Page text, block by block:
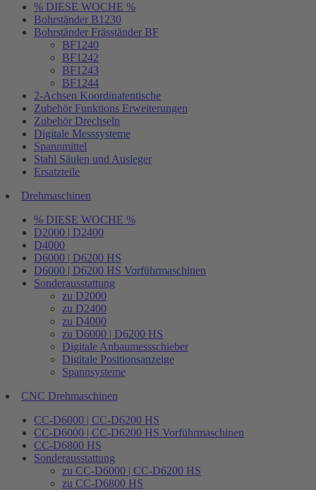
% DIESE WOCHE %
Bohrständer B1230
Bohrständer Fräsständer BF
BF1240
BF1242
BF1243
BF1244
2-Achsen Koordinatentische
Zubehör Funktions Erweiterungen
Zubehör Drechseln
Digitale Messsysteme
Spannmittel
Stahl Säulen und Ausleger
Ersatzteile
Drehmaschinen
% DIESE WOCHE %
D2000 | D2400
D4000
D6000 | D6200 HS
D6000 | D6200 HS Vorführmaschinen
Sonderausstattung
zu D2000
zu D2400
zu D4000
zu D6000 | D6200 HS
Digitale Anbaumessschieber
Digitale Positionsanzeige
Spannsysteme
CNC Drehmaschinen
CC-D6000 | CC-D6200 HS
CC-D6000 | CC-D6200 HS Vorführmaschinen
CC-D6800 HS
Sonderausstattung
zu CC-D6000 | CC-D6200 HS
zu CC-D6800 HS